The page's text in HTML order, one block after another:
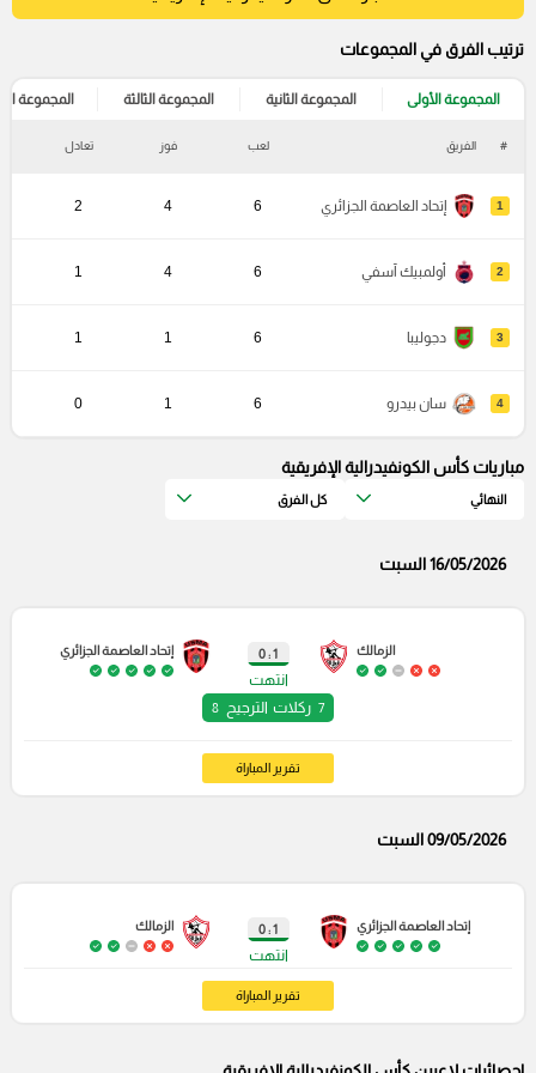
ترتيب الفرق في المجموعات
المجموعة الأولى المجموعة الثانية المجموعة الثالثة المجموعة
# الفريق لعب فوز تعادل
1 إتحاد العاصمة الجزائري 6
4
2
2 أولمبيك آسفي 6
4
1
3 دجوليبا 6
1
1
4 سان بيدرو 6
1
0
مباريات كأس الكونفيدرالية الإفريقية
النهائي كل الفرق
16/05/2026 السبت
7 ركلات الترجيح 8
الزمالك 1 : 0
انتهت
إتحاد العاصمة الجزائري
تقرير المباراة
09/05/2026 السبت
إتحاد العاصمة الجزائري 1 : 0
انتهت
الزمالك
تقرير المباراة